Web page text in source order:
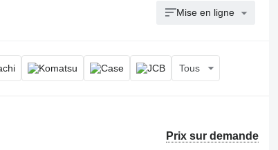
Mise en ligne
Tous
Prix sur demande